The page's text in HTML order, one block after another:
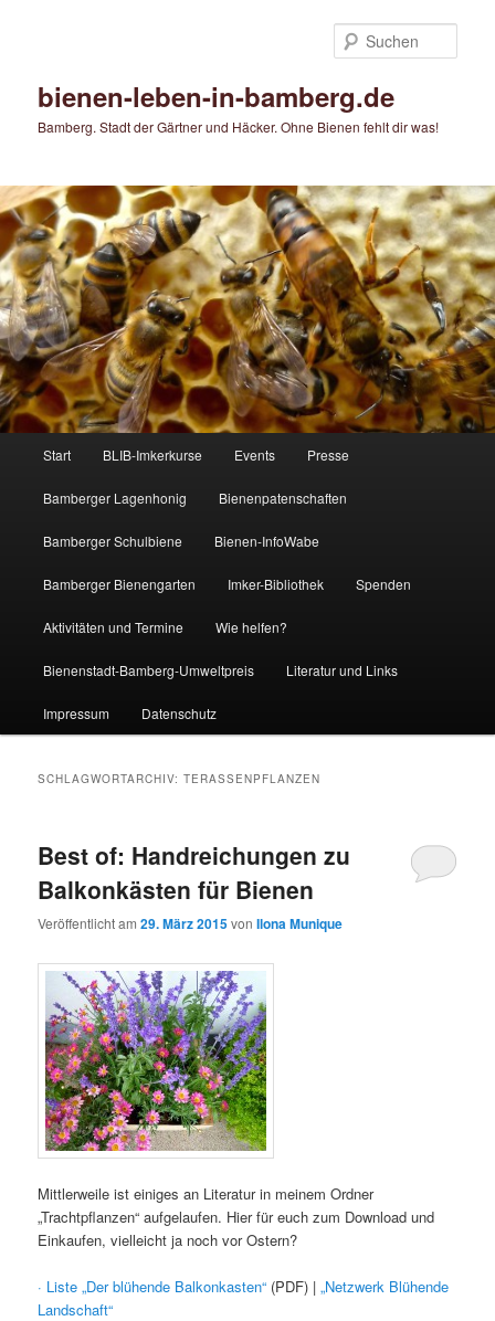
bienen-leben-in-bamberg.de
Bamberg. Stadt der Gärtner und Häcker. Ohne Bienen fehlt dir was!
Start BLIB-Imkerkurse Events Presse
Bamberger Lagenhonig Bienenpatenschaften
Bamberger Schulbiene Bienen-InfoWabe
Bamberger Bienengarten Imker-Bibliothek Spenden
Aktivitäten und Termine Wie helfen?
Bienenstadt-Bamberg-Umweltpreis Literatur und Links
Impressum Datenschutz
SCHLAGWORTARCHIV:TERASSENPFLANZEN
Best of: Handreichungen zu
Balkonkästen für Bienen
Veröffentlicht am29. März 2015vonIlona Munique
Mittlerweile ist einiges an Literatur in meinem Ordner
„Trachtpflanzen“ aufgelaufen. Hier für euch zum Download und
Einkaufen, vielleicht ja noch vor Ostern?
· Liste „Der blühende Balkonkasten“ (PDF) |„Netzwerk Blühende
Landschaft“